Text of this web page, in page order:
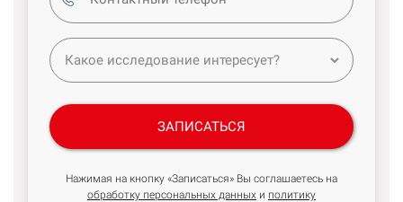
ЗАПИСАТЬСЯ
Нажимая на кнопку «Записаться» Вы соглашаетесь на
обработку персональных данных и политику